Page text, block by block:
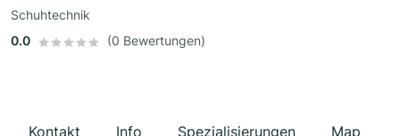
Schuhtechnik
0.0
(0 Bewertungen)
Kontakt Info Spezialisierungen Map